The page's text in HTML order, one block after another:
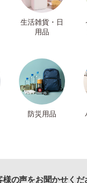
生活雑貨・日
用品
防災用品
様の声をお聞かせくだ